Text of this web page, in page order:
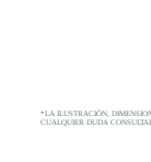
*LA ILUSTRACIÓN,
CUALQUIER DUDA